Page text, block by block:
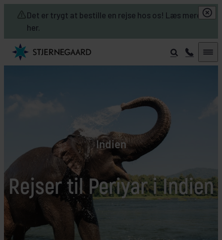
Det er trygt at bestille en rejse hos os! Læs mere
her.
Skip to main content
Rejser til Periyar i Indien
Indien